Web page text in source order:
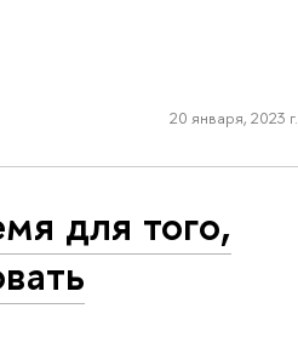
20 января, 2023 г.
для того,